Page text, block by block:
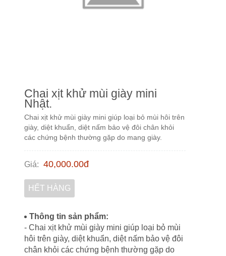
Chai xịt khử mùi giày mini
Nhật.
Chai xịt khử mùi giày mini giúp loại bỏ mùi hôi trên
giày, diệt khuẩn, diệt nấm bảo vệ đôi chân khỏi
các chứng bệnh thường gặp do mang giày.
Giá: 40,000.00đ
HẾT HÀNG
Thông tin sản phẩm:
- Chai xịt khử mùi giày mini giúp loại bỏ mùi
hôi trên giày, diệt khuẩn, diệt nấm bảo vệ đôi
chân khỏi các chứng bệnh thường gặp do